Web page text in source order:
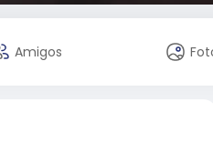
Amigos